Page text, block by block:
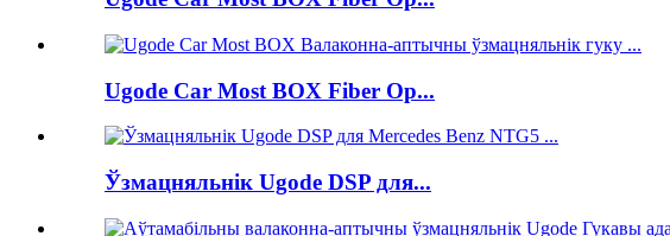
Ugode Car Most BOX Fiber Op...
Ўзмацняльнік Ugode DSP для...